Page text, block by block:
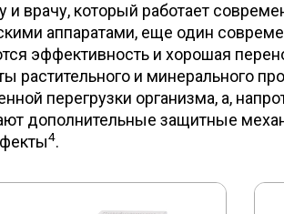
и врачу, который работает
аппаратами, еще один
эффективность и хорошая
растительного и минерального
перегрузки организма, а,
дополнительные защитные
4.